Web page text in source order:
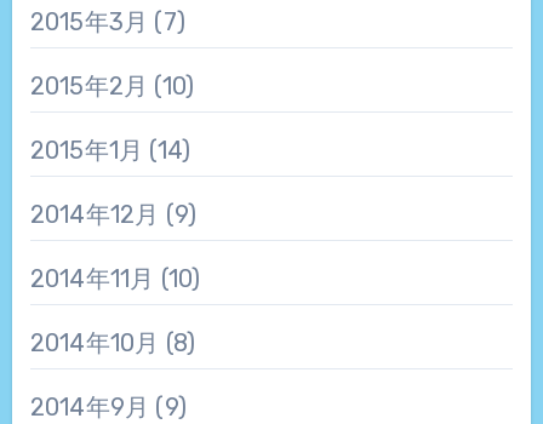
2015年3月 (7)
2015年2月 (10)
2015年1月 (14)
2014年12月 (9)
2014年11月 (10)
2014年10月 (8)
2014年9月 (9)